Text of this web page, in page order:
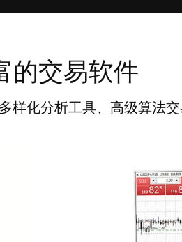
的交易软件
样化分析工具、高级算法